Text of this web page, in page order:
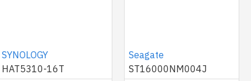
SYNOLOGY
HAT5310-16T
Seagate
ST16000NM004J